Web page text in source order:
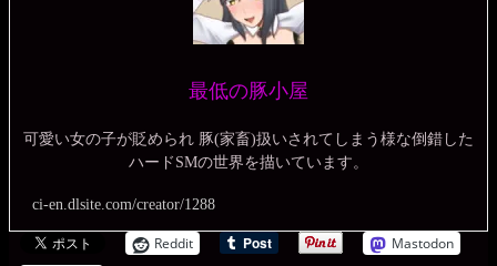
最低の豚小屋
可愛い女の子が貶められ 豚(家畜)扱いされてしまう様な倒錯した
ハードSMの世界を描いています。
ci-en.dlsite.com/creator/1288
Reddit
Mastodon